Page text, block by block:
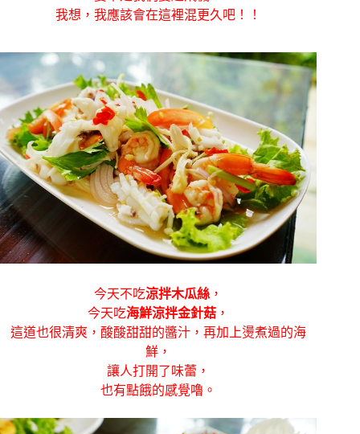
我想，我應該會在這裡混更久吧！！
今天不吃涼拌木瓜絲 ，
今天吃海鮮涼拌金針菇 ，
這道也很清爽，酸酸甜甜的醬汁，再加上燙煮過的海
鮮，
讓人打開了味蕾，
也有點餓的感覺嚕。